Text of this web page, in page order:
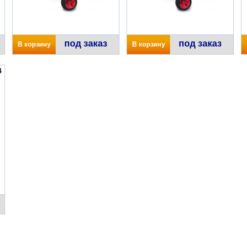
В корзину под заказ В корзину под заказ